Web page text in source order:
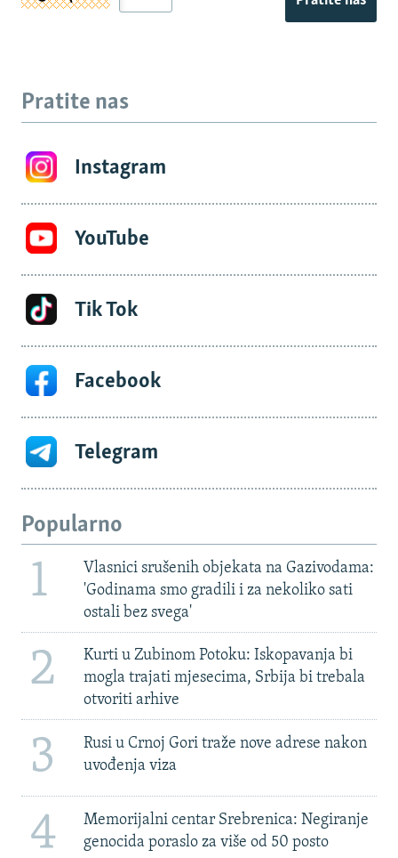
Pratite nas
Instagram
YouTube
Tik Tok
Facebook
Telegram
Popularno
1
Vlasnici srušenih objekata na Gazivodama:
'Godinama smo gradili i za nekoliko sati
ostali bez svega'
2
Kurti u Zubinom Potoku: Iskopavanja bi
mogla trajati mjesecima, Srbija bi trebala
otvoriti arhive
3
Rusi u Crnoj Gori traže nove adrese nakon
uvođenja viza
4
Memorijalni centar Srebrenica: Negiranje
genocida poraslo za više od 50 posto